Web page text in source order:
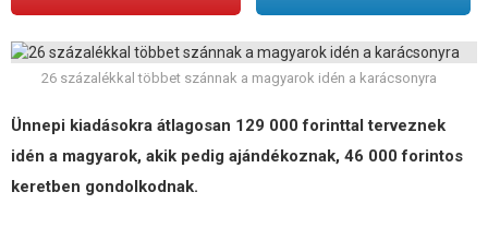
26 százalékkal többet szánnak a magyarok idén a karácsonyra
Ünnepi kiadásokra átlagosan 129 000 forinttal terveznek
idén a magyarok, akik pedig ajándékoznak, 46 000 forintos
keretben gondolkodnak.